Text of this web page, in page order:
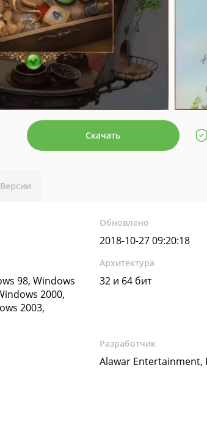
Скачать
Версии
Обновлено
2018-10-27 09:20:18
98, Windows
2000,
2003,
Архитектура
32 и 64 бит
Разработчик
Alawar Entertainment,